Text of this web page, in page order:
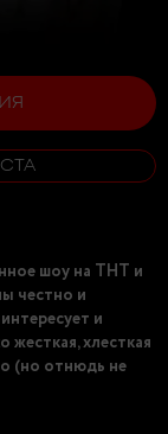
шоу на ТНТ и
честно и
и
жесткая, хлесткая
(но отнюдь не